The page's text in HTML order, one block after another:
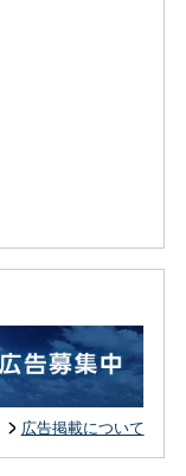
広告掲載について